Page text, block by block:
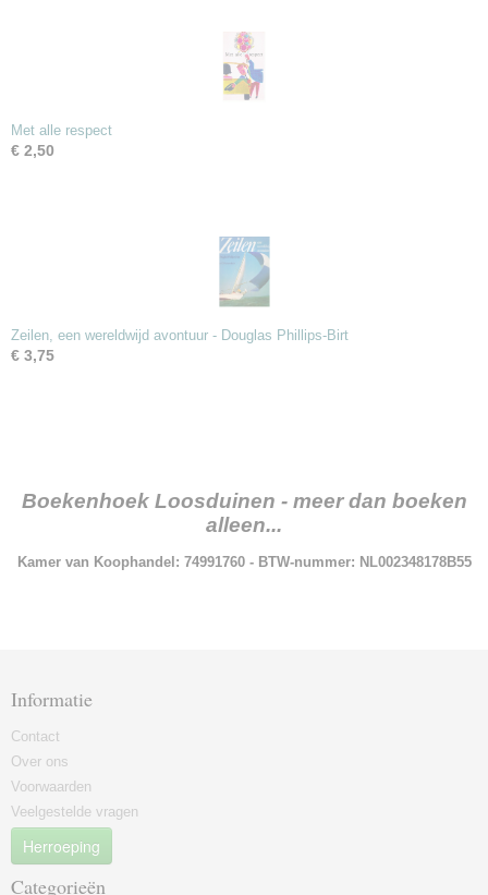
Met alle respect
€ 2,50
Zeilen, een wereldwijd avontuur - Douglas Phillips-Birt
€ 3,75
Boekenhoek Loosduinen - meer dan boeken
alleen...
Kamer van Koophandel: 74991760 - BTW-nummer: NL002348178B55
Informatie
Contact
Over ons
Voorwaarden
Veelgestelde vragen
Herroeping
Categorieën